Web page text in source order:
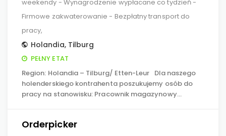
weekendy - Wynagrodzenie wypłacane co tydzień -
Firmowe zakwaterowanie - Bezpłatny transport do
pracy,
Holandia, Tilburg
PEŁNY ETAT
Region: Holandia – Tilburg/ Etten-Leur Dla naszego
holenderskiego kontrahenta poszukujemy osób do
pracy na stanowisku: Pracownik magazynowy…
Orderpicker